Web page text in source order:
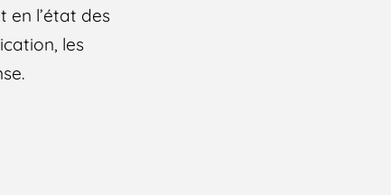
l’état des
les